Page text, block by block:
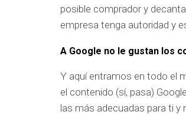
posible comprador y
empresa tenga autoridad y
A Google no le gustan los
Y aquí entramos en todo el
el contenido (sí, pasa)
las más adecuadas para ti y